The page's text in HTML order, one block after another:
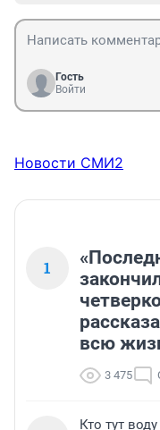
Гость
Войти
Новости СМИ2
1
всю
3 475
Кто тут